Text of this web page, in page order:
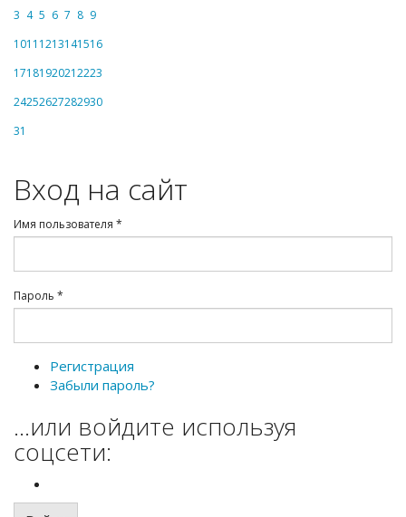
3 4 5 6 7 8 9
1011 1213141516
17181920212223
24252627282930
31
Вход на сайт
Имя пользователя *
Пароль *
Регистрация
Забыли пароль?
...или войдите используя
соцсети: